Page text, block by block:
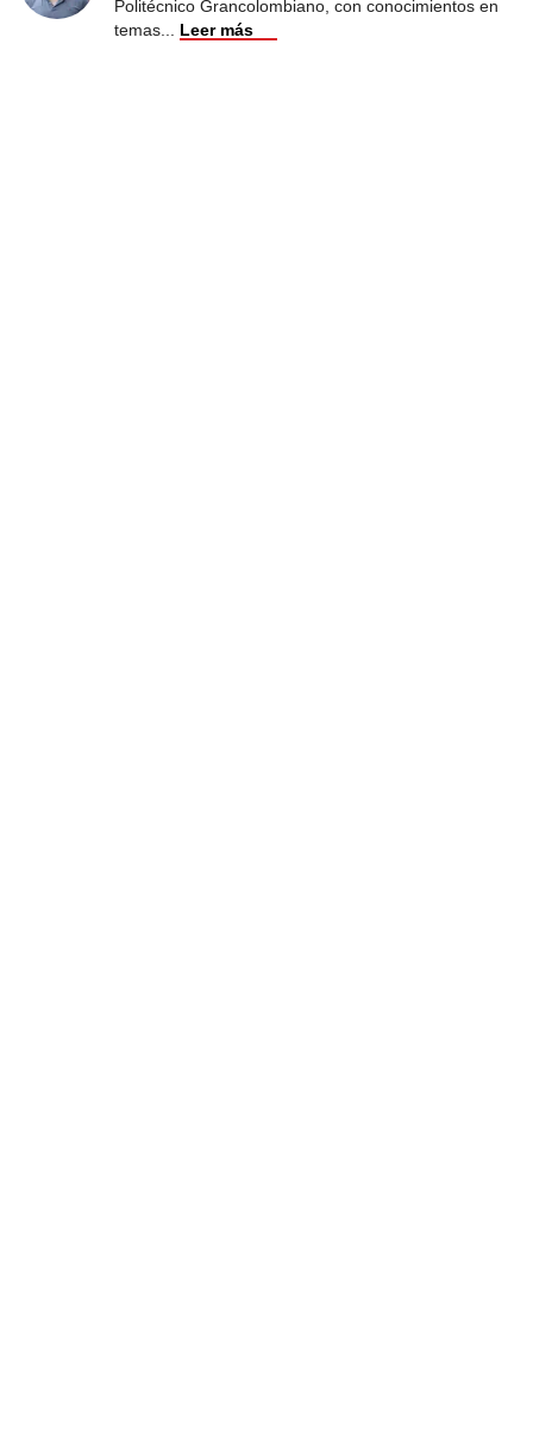
Politécnico Grancolombiano, con conocimientos en
temas
Leer más